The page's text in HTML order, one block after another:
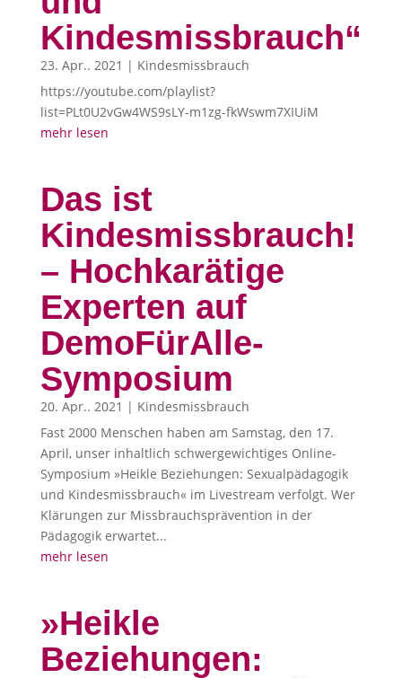
Kindesmissbrauch“
23. Apr.. 2021 | Kindesmissbrauch
https://youtube.com/playlist?
list=PLt0U2vGw4WS9sLY-m1zg-fkWswm7XIUiM
mehr lesen
Das ist
Kindesmissbrauch!
– Hochkarätige
Experten auf
DemoFürAlle-
Symposium
20. Apr.. 2021 | Kindesmissbrauch
Fast 2000 Menschen haben am Samstag, den 17.
April, unser inhaltlich schwergewichtiges Online-
Symposium »Heikle Beziehungen: Sexualpädagogik
und Kindesmissbrauch« im Livestream verfolgt. Wer
Klärungen zur Missbrauchsprävention in der
Pädagogik erwartet...
mehr lesen
»Heikle
Beziehungen: